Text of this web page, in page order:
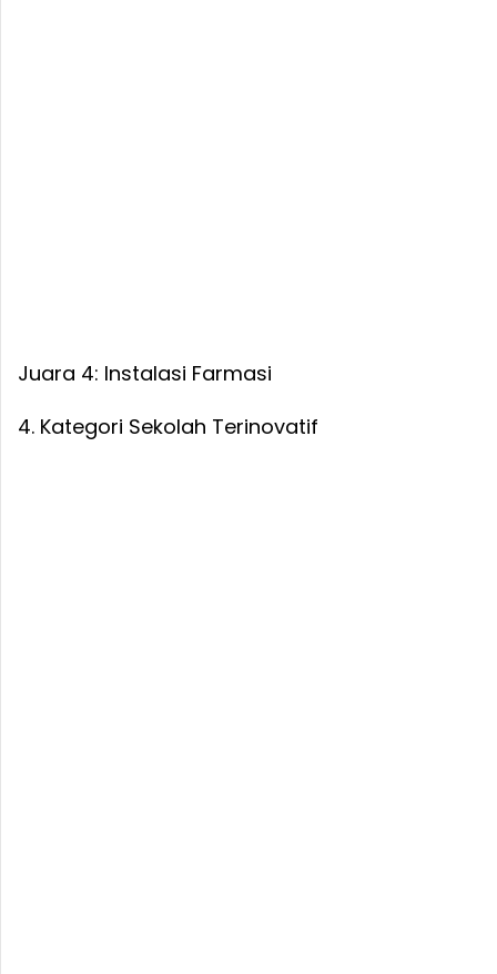
Juara 4: Instalasi Farmasi
4. Kategori Sekolah Terinovatif